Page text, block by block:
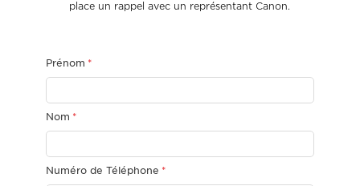
place un rappel avec un représentant Canon.